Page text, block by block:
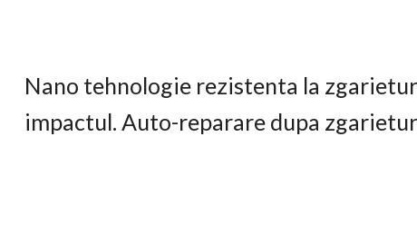
Nano tehnologie rezistenta la
impactul. Auto-reparare dupa